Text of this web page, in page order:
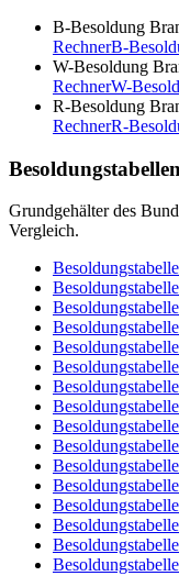
B-Besoldung
RechnerB-
W-Besoldung
RechnerW-
R-Besoldung
RechnerR-
Grundgehälter des
Vergleich.
Besoldungstabelle
Besoldungstabelle
Besoldungstabelle
Besoldungstabelle
Besoldungstabelle
Besoldungstabelle
Besoldungstabelle
Besoldungstabelle
Besoldungstabelle
Besoldungstabelle
Besoldungstabelle
Besoldungstabelle
Besoldungstabelle
Besoldungstabelle
Besoldungstabelle
Besoldungstabelle